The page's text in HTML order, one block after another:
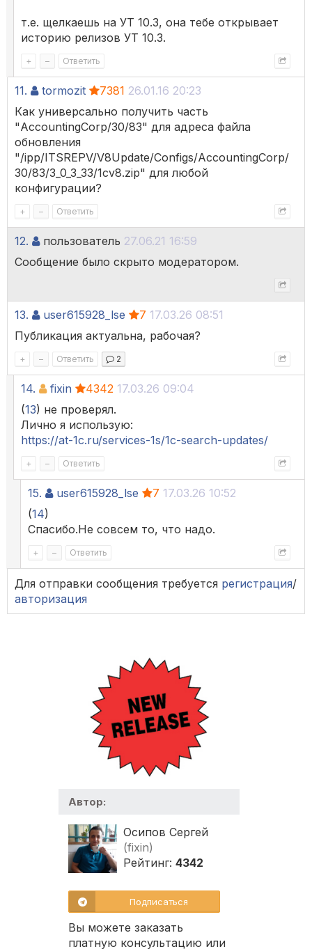
т.е. щелкаешь на УТ 10.3, она тебе открывает
историю релизов УТ 10.3.
+ – Ответить
11. tormozit 7381 26.01.16 20:23
Как универсально получить часть
"AccountingCorp/30/83" для адреса файла
обновления
"/ipp/ITSREPV/V8Update/Configs/AccountingCorp/
30/83/3_0_3_33­/1cv8.zip" для любой
конфигурации?
+ – Ответить
12. пользователь 27.06.21 16:59
Сообщение было скрыто модератором.
13. user615928_lse 7 17.03.26 08:51
Публикация актуальна, рабочая?
+ – Ответить 2
14. fixin 4342 17.03.26 09:04
(13) не проверял.
Лично я использую:
https://at-1c.ru/services-1s/1c-search-updates/
+ – Ответить
15. user615928_lse 7 17.03.26 10:52
(14)
Спасибо.Не совсем то, что надо.
+ – Ответить
Для отправки сообщения требуется регистрация/
авторизация
Автор:
Осипов Сергей
(fixin)
Рейтинг: 4342
Подписаться
Вы можете заказать
платную консультацию или